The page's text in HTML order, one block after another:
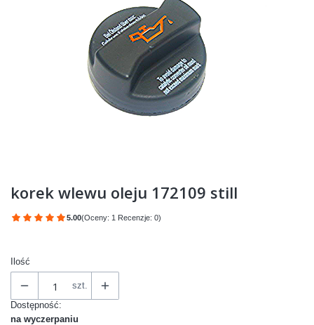
korek wlewu oleju 172109 still
5.00(Oceny: 1 Recenzje: 0)
Przejdź do sekcji Opinie
Ilość
szt.
Dostępność:
na wyczerpaniu